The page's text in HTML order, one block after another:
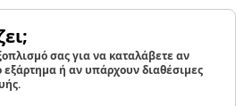
σας για να καταλάβετε αν
εξάρτημα ή αν υπάρχουν διαθέσιμες